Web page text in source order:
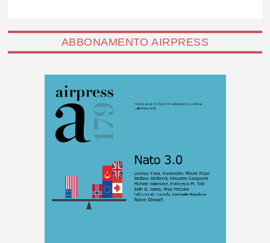
ABBONAMENTO AIRPRESS